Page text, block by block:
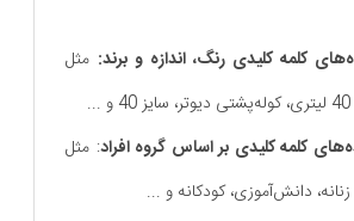
کلمه کلیدی رنگ، اندازه و برند: مثل
...
کلمه کلیدی بر اساس گروه افراد: مثل
دانش‌آموزی، کودکانه و ...